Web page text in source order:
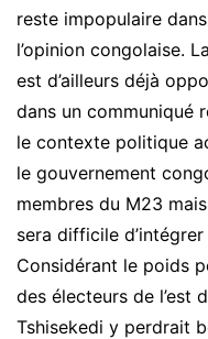
reste impopulaire dans
l’opinion congolaise.
est d’ailleurs déjà
dans un communiqué
le contexte politique
le gouvernement
membres du M23
sera difficile
Considérant le poids
des électeurs de l’est
Tshisekedi y perdrait